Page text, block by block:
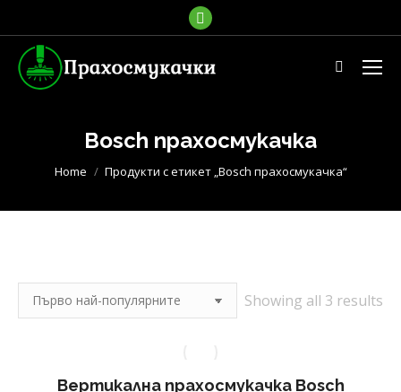
Facebook
page
opens
window
Search:
Bosch прахосмукачка
You are here:
Home Продукти с етикет „Bosch прахосмукачка“
Showing all 3 results
Вертикална прахосмукачка Bosch